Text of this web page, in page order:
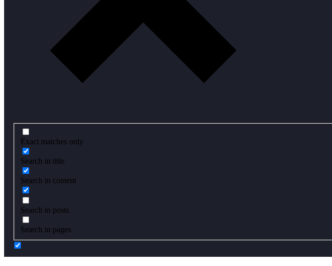
Exact matches only
Search in title
Search in content
Search in posts
Search in pages